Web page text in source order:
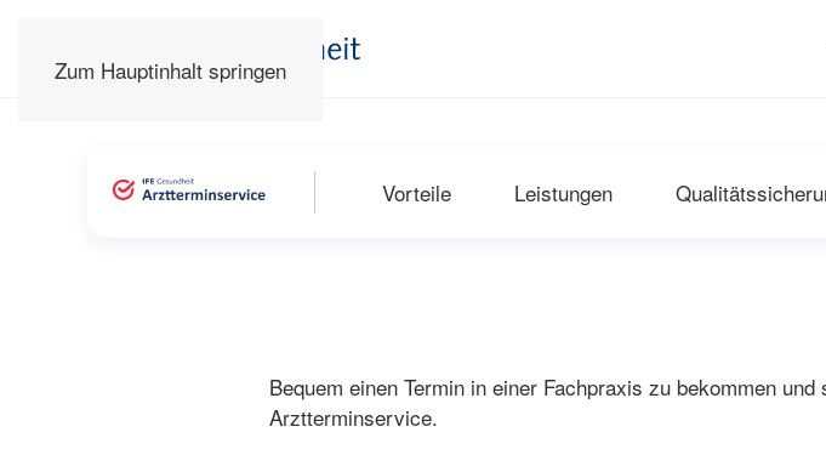
Zum Hauptinhalt springen
Vorteile Leistungen
Bequem einen Termin in einer Fachpraxis zu bekommen
Arztterminservice.